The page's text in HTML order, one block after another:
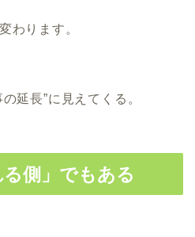
わります。
延長”に見えてくる。
側」でもある